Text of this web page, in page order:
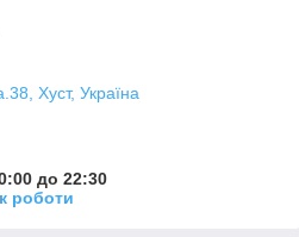
Хуст, Україна
до 22:30
роботи